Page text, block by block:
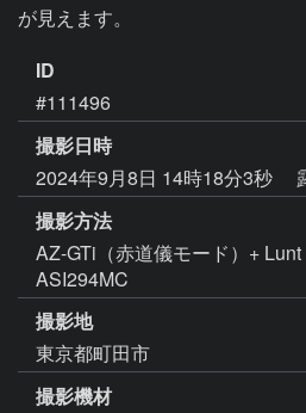
が見えます。
ID
#111496
撮影日時
2024年9月8日 14時18分3秒
撮影方法
AZ-GTi（赤道儀モード）+
ASI294MC
撮影地
東京都町田市
撮影機材